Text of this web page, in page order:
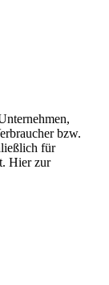
bzw.
für
Hier zur